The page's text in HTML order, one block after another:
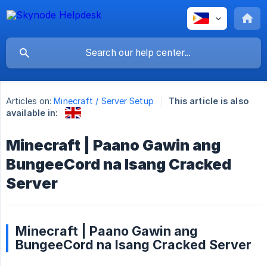
Articles on: Minecraft / Server Setup
This article is also
available in:
Minecraft | Paano Gawin ang
BungeeCord na Isang Cracked
Server
Minecraft | Paano Gawin ang
BungeeCord na Isang Cracked Server